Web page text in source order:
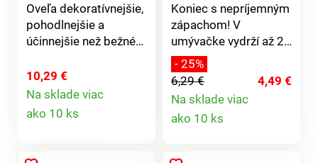
Oveľa dekoratívnejšie,
pohodlnejšie a
účinnejšie než bežné
kvetinové mucholapky
priťahujú aj ovocné
mušky. Stačí nalepiť
na okenné tabule a
od otravných škodcov
10,29 €
Na sklade viac
ako 10 ks
Koniec s nepríjemným
zápachom! V
umývačke vydrží až 25
umytí a v chladničke
viac ako 4 týždne.
Plast, ? 8-11,5 cm.
Jablková vôňa.
Citrónová vôňa.
- 25%
6,29 €
4,49 €
Na sklade viac
ako 10 ks